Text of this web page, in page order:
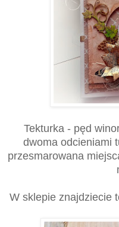
Tekturka - pęd
dwoma odcieniami
przesmarowana
W sklepie znajdziecie